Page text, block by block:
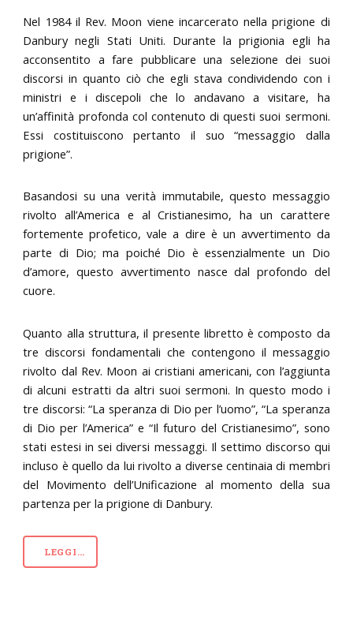
Nel 1984 il Rev. Moon viene incarcerato nella prigione di
Danbury negli Stati Uniti. Durante la prigionia egli ha
acconsentito a fare pubblicare una selezione dei suoi
discorsi in quanto ciò che egli stava condividendo con i
ministri e i discepoli che lo andavano a visitare, ha
un’affinità profonda col contenuto di questi suoi sermoni.
Essi costituiscono pertanto il suo “messaggio dalla
prigione”.
Basandosi su una verità immutabile, questo messaggio
rivolto all’America e al Cristianesimo, ha un carattere
fortemente profetico, vale a dire è un avvertimento da
parte di Dio; ma poiché Dio è essenzialmente un Dio
d’amore, questo avvertimento nasce dal profondo del
cuore.
Quanto alla struttura, il presente libretto è composto da
tre discorsi fondamentali che contengono il messaggio
rivolto dal Rev. Moon ai cristiani americani, con l’aggiunta
di alcuni estratti da altri suoi sermoni. In questo modo i
tre discorsi: “La speranza di Dio per l’uomo”, “La speranza
di Dio per l’America” e “Il futuro del Cristianesimo”, sono
stati estesi in sei diversi messaggi. Il settimo discorso qui
incluso è quello da lui rivolto a diverse centinaia di membri
del Movimento dell’Unificazione al momento della sua
partenza per la prigione di Danbury.
LEGGI…